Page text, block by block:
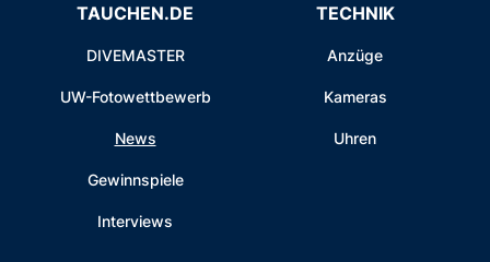
TAUCHEN.DE
DIVEMASTER
UW-Fotowettbewerb
News
Gewinnspiele
Interviews
TECHNIK
Anzüge
Kameras
Uhren